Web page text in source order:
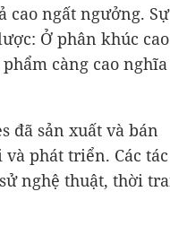
cao ngất ngưởng. Sự
Ở phân khúc
càng cao
đã sản xuất và bán
phát triển. Các tác
nghệ thuật, thời